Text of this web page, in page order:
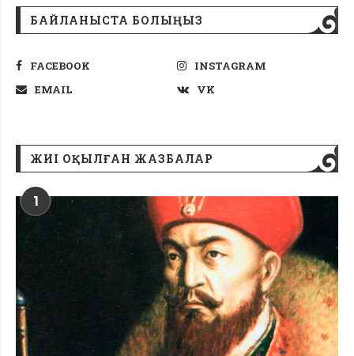
БАЙЛАНЫСТА БОЛЫҢЫЗ
FACEBOOK
INSTAGRAM
EMAIL
VK
ЖИІ ОҚЫЛҒАН ЖАЗБАЛАР
1